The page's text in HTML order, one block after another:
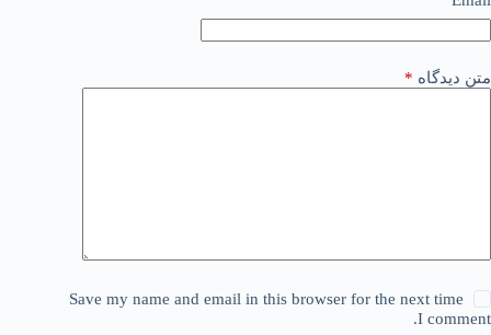
متن دیدگاه *
Save my name and email in this browser for the next time
I comment.